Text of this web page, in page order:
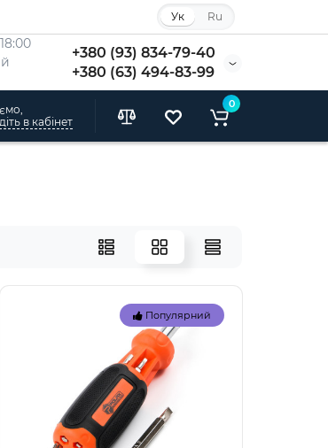
Ук Ru
+380 (93) 834-79-40
+380 (63) 494-83-99
в кабінет
0
Популярний